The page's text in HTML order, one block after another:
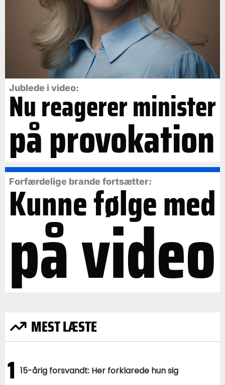
Jublede i video:
Nu reagerer minister
på provokation
Forfærdelige brande fortsætter:
Kunne følge med
på video
MEST LÆSTE
1 15-årig forsvandt: Her forklarede hun sig